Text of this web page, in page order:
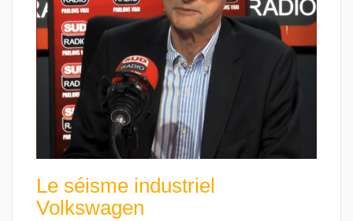
Le séisme industriel
Volkswagen